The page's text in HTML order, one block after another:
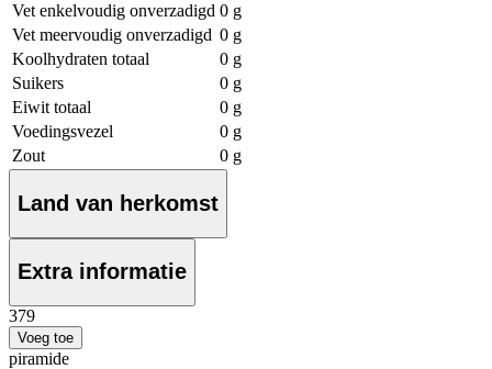
Vet enkelvoudig onverzadigd 0 g
Vet meervoudig onverzadigd 0 g
Koolhydraten totaal
0 g
Suikers
0 g
Eiwit totaal
0 g
Voedingsvezel
0 g
Zout
0 g
Land van herkomst
Extra informatie
379
Voeg toe
piramide